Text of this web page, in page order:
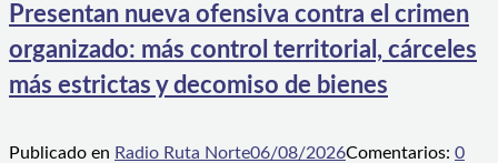
Presentan nueva ofensiva contra el crimen
organizado: más control territorial, cárceles
más estrictas y decomiso de bienes
Publicado en Radio Ruta Norte06/08/2026Comentarios: 0